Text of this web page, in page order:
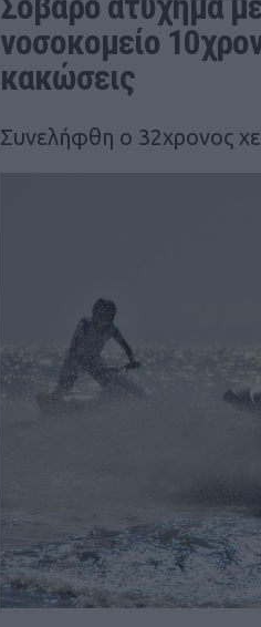
νοσοκομείο
κακώσεις
Συνελήφθη ο 32χρονος